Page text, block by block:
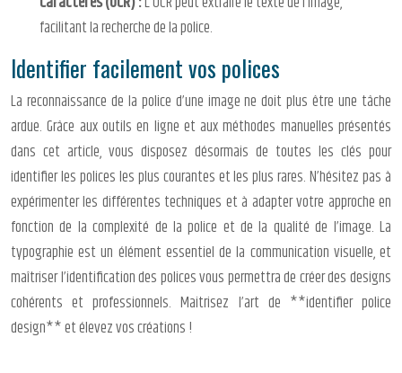
facilitant la recherche de la police.
Identifier facilement vos polices
La reconnaissance de la police d’une image ne doit plus être une tâche
ardue. Grâce aux outils en ligne et aux méthodes manuelles présentés
dans cet article, vous disposez désormais de toutes les clés pour
identifier les polices les plus courantes et les plus rares. N’hésitez pas à
expérimenter les différentes techniques et à adapter votre approche en
fonction de la complexité de la police et de la qualité de l’image. La
typographie est un élément essentiel de la communication visuelle, et
maîtriser l’identification des polices vous permettra de créer des designs
cohérents et professionnels. Maitrisez l’art de **identifier police
design** et élevez vos créations !